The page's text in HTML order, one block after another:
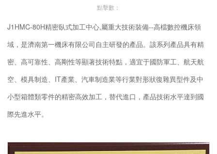
點擊數：
J1HMC-80H精密臥式加工中心,屬重大技術裝備--高檔數控機床領
域，是濟南第一機床有限公司自主研發的產品。該系列產品具有精
密、高可靠性、高剛性等顯著技術特點，適宜于國防軍工、航天航
空、模具制造、IT產業、汽車制造業等行業對形狀復雜異型件及中
小型箱體類零件的精密高效加工，替代進口，產品技術水平達到國
際先進水平。